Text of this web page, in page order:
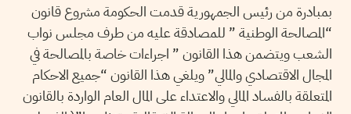
بمبادرة من رئيس الجمهورية قدمت الحكومة مشروع قانون
“المصالحة الوطنية ” للمصادقة عليه من طرف مجلس نواب
الشعب ويتضمن هذا القانون ” اجراءات خاصة بالمصالحة في
المجال الاقتصادي والمالي” ويلغي هذا القانون “جميع الاحكام
المتعلقة بالفساد المالي والاعتداء على المال العام الواردة بالقانون